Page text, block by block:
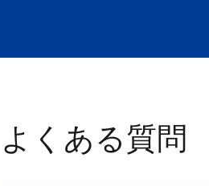
よくある質問